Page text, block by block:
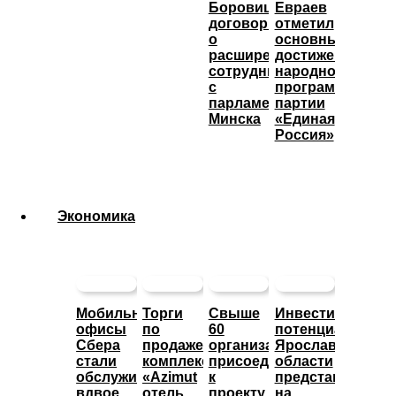
Боровицкий
договорился
о
расширении
сотрудничества
с
парламентом
Минска
Евраев
отметил
основные
достижения
народной
программы
партии
«Единая
Россия»
Экономика
Мобильные
офисы
Сбера
стали
обслуживать
Торги
по
продаже
комплекса
«Azimut
Свыше
60
организаций
присоединились
к
потенциал
Ярославской
области
представят